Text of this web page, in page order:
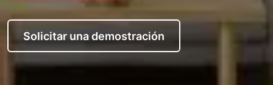
Solicitar una demostración